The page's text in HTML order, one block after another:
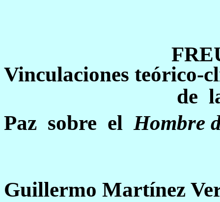
Vinculaciones teórico-
de
Paz sobre el Hombre
Guillermo Martínez